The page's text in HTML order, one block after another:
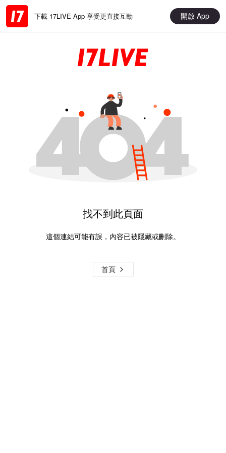
下載 17LIVE App 享受更直接互動 開啟 App
找不到此頁面
這個連結可能有誤，內容已被隱藏或刪除。
首頁